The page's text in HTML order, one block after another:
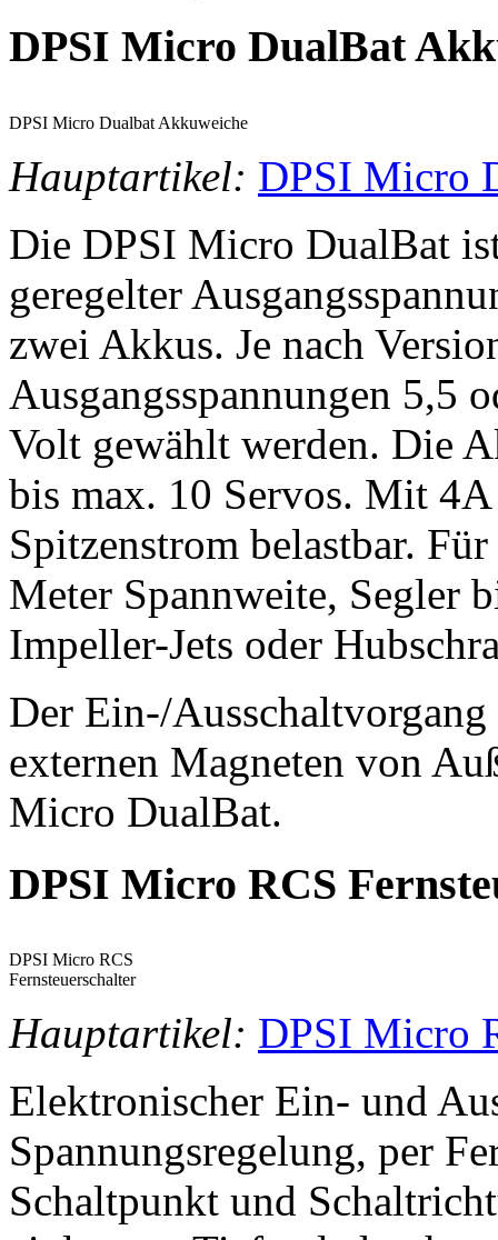
DPSI Micro DualBat
DPSI Micro Dualbat Akkuweiche
Hauptartikel: DPSI Micro
Die DPSI Micro DualBat
geregelter
zwei Akkus. Je nach
Ausgangsspannungen 5,5
Volt gewählt werden. Die
bis max. 10 Servos. Mit
Spitzenstrom belastbar.
Meter Spannweite, Segler
Impeller-Jets oder
Der Ein-/
externen Magneten von
Micro DualBat.
DPSI Micro RCS
DPSI Micro RCS
Fernsteuerschalter
Hauptartikel: DPSI Micro
Elektronischer Ein- und
Spannungsregelung, per
Schaltpunkt und